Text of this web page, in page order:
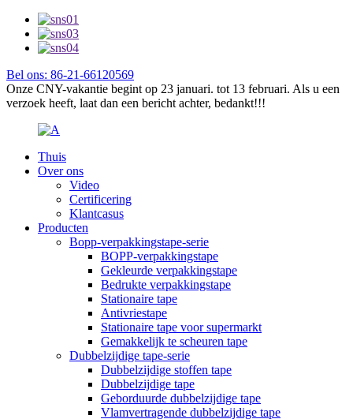
Bel ons: 86-21-66120569
Onze CNY-vakantie begint op 23 januari. tot 13 februari. Als u een
verzoek heeft, laat dan een bericht achter, bedankt!!!
Thuis
Over ons
Video
Certificering
Klantcasus
Producten
Bopp-verpakkingstape-serie
BOPP-verpakkingstape
Gekleurde verpakkingstape
Bedrukte verpakkingstape
Stationaire tape
Antivriestape
Stationaire tape voor supermarkt
Gemakkelijk te scheuren tape
Dubbelzijdige tape-serie
Dubbelzijdige stoffen tape
Dubbelzijdige tape
Geborduurde dubbelzijdige tape
Vlamvertragende dubbelzijdige tape